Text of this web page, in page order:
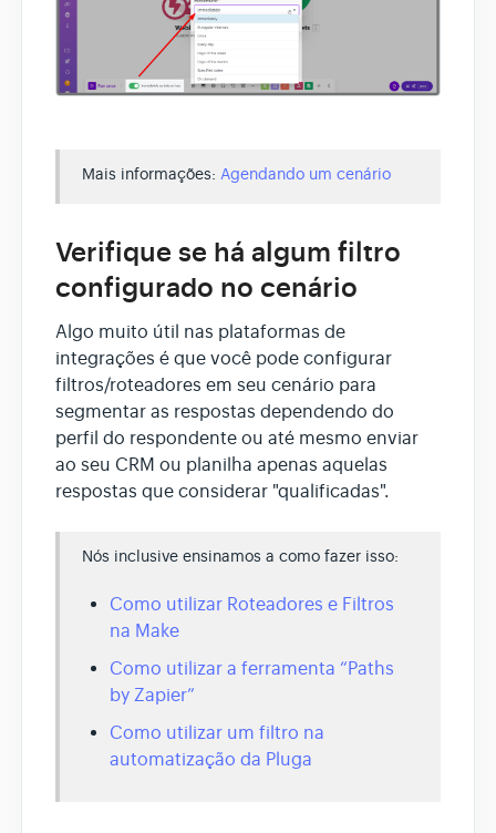
Mais informações: Agendando um cenário
Verifique se há algum filtro
configurado no cenário
Algo muito útil nas plataformas de
integrações é que você pode configurar
filtros/roteadores em seu cenário para
segmentar as respostas dependendo do
perfil do respondente ou até mesmo enviar
ao seu CRM ou planilha apenas aquelas
respostas que considerar "qualificadas".
Nós inclusive ensinamos a como fazer isso:
Como utilizar Roteadores e Filtros
na Make
Como utilizar a ferramenta “Paths
by Zapier”
Como utilizar um filtro na
automatização da Pluga